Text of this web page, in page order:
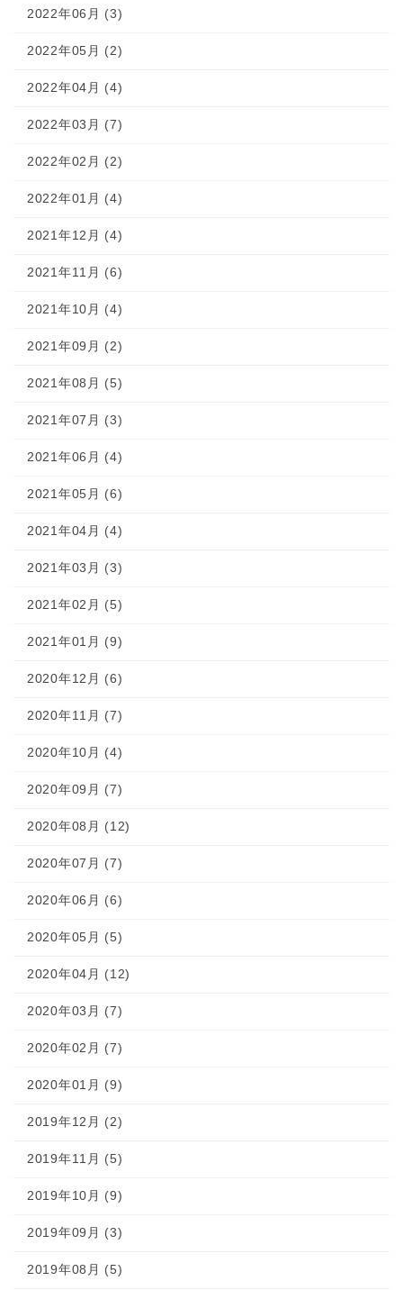
2022年06月 (3)
2022年05月 (2)
2022年04月 (4)
2022年03月 (7)
2022年02月 (2)
2022年01月 (4)
2021年12月 (4)
2021年11月 (6)
2021年10月 (4)
2021年09月 (2)
2021年08月 (5)
2021年07月 (3)
2021年06月 (4)
2021年05月 (6)
2021年04月 (4)
2021年03月 (3)
2021年02月 (5)
2021年01月 (9)
2020年12月 (6)
2020年11月 (7)
2020年10月 (4)
2020年09月 (7)
2020年08月 (12)
2020年07月 (7)
2020年06月 (6)
2020年05月 (5)
2020年04月 (12)
2020年03月 (7)
2020年02月 (7)
2020年01月 (9)
2019年12月 (2)
2019年11月 (5)
2019年10月 (9)
2019年09月 (3)
2019年08月 (5)